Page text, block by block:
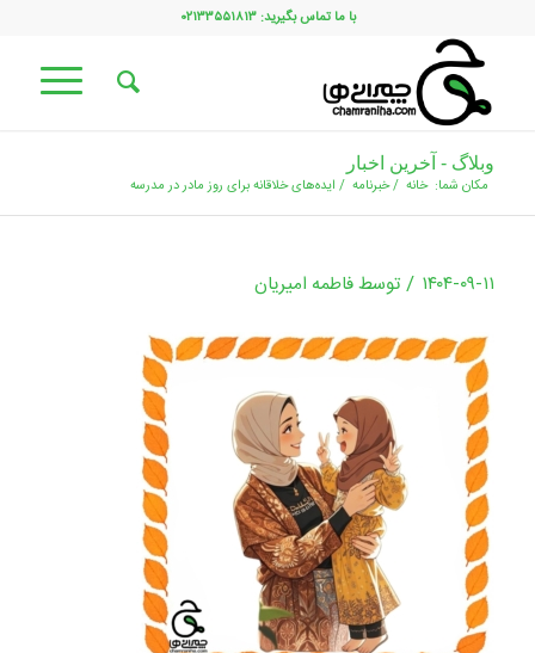
با ما تماس بگیرید: ۰۲۱۳۳۵۵۱۸۱۳
وبلاگ - آخرین اخبار
مکان شما: خانه /خبرنامه / ایده‌های خلاقانه برای روز مادر در مدرسه
۱۴۰۴-۰۹-۱۱ / توسطفاطمه امیریان